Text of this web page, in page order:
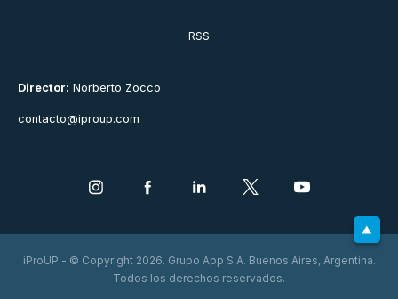
Director: Norberto Zocco
contacto@iproup.com
RSS
iProUP - © Copyright 2026. Grupo App S.A. Buenos Aires, Argentina.
Todos los derechos reservados.